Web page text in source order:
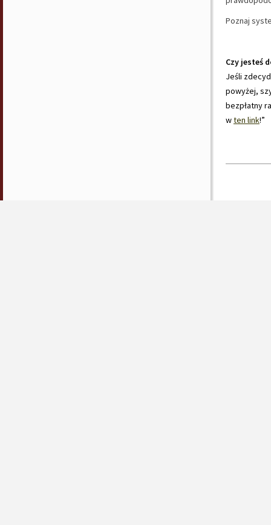
Poznaj
Czy jesteś
Jeśli
powyżej,
bezpłatny
wten link!”